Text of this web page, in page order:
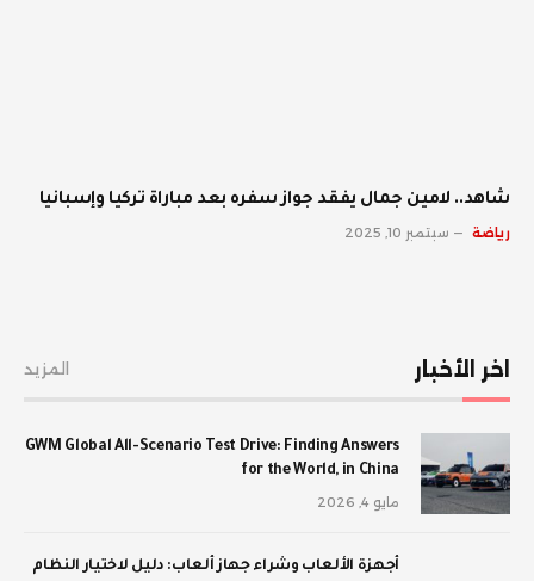
شاهد.. لامين جمال يفقد جواز سفره بعد مباراة تركيا وإسبانيا
رياضة سبتمبر 10, 2025
اخر الأخبار المزيد
GWM Global All-Scenario Test Drive: Finding Answers
for the World, in China
مايو 4, 2026
أجهزة الألعاب وشراء جهاز ألعاب: دليل لاختيار النظام